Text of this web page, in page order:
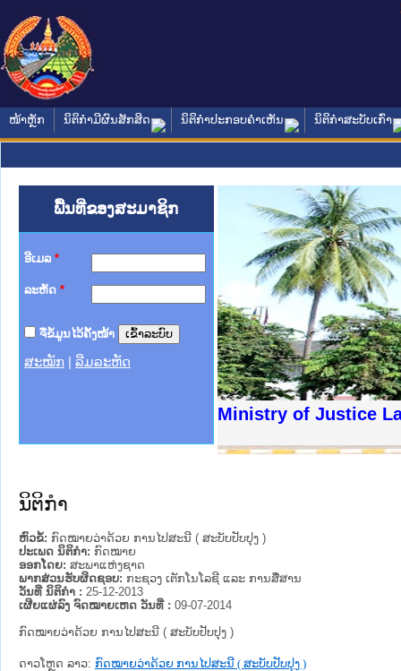
ໜ້າຫຼັກ ນິຕິກໍາມີຜົນສັກສິດ ນິຕິກໍາປະກອບຄໍາເຫັນ ນິຕິກໍາສະບັບເກົ່າ
ພື້ນທີ່ຂອງສະມາຊິກ
ອີເມລ *
ລະຫັດ *
ຈື່ຂໍ້ມູນໄວ້ຄັ້ງໜ້າ
ສະໝັກ ລືມລະຫັດ
Ministry of Justice
າຊົນ ພາກເໜືອ
ການ
ກາງ
ໃຕ້
ຕຳຫຼວດປະຊາຊົນ
ສັນຕິບານປະຊາຊົນ
ກເໜືອ
າຊົນ ພາກກາງ
ນິຕິກໍາ
ຫົວຂໍ້: ກົດໝາຍວ່າດ້ວຍ ການໄປສະນີ ( ສະບັບປັບປຸງ )
ປະເພດ ນິຕິກໍາ: ກົດໝາຍ
ອອກໂດຍ: ສະພາແຫ່ງຊາດ
ພາກສ່ວນຮັບຜິດຊອບ: ກະຊວງ ເຕັກໂນໂລຊີ ແລະ ການສື່ສານ
ວັນທີ່ ນິຕິກໍາ : 25-12-2013
ເຜີຍແຜ່ລົງ ຈົດໝາຍເຫດ ວັນທີ່ : 09-07-2014
ກົດໝາຍວ່າດ້ວຍ ການໄປສະນີ ( ສະບັບປັບປຸງ )
ດາວໂຫຼດ ລາວ: ກົດໝາຍວ່າດ້ວຍ ການໄປສະນີ ( ສະບັບປັບປຸງ )